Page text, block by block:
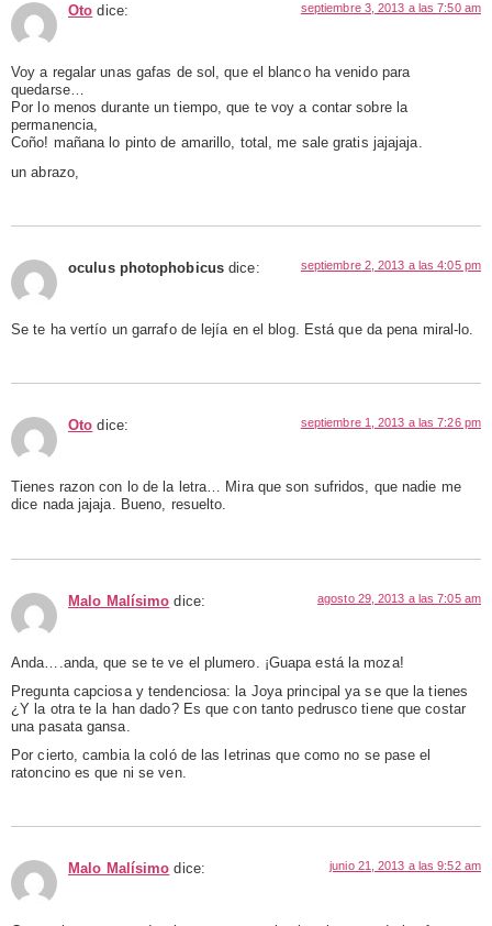
Oto dice: septiembre 3, 2013 a las 7:50 am
Voy a regalar unas gafas de sol, que el blanco ha venido para
quedarse…
Por lo menos durante un tiempo, que te voy a contar sobre la
permanencia,
Coño! mañana lo pinto de amarillo, total, me sale gratis jajajaja.
un abrazo,
oculus photophobicus dice: septiembre 2, 2013 a las 4:05 pm
Se te ha vertío un garrafo de lejía en el blog. Está que da pena miral-lo.
Oto dice: septiembre 1, 2013 a las 7:26 pm
Tienes razon con lo de la letra… Mira que son sufridos, que nadie me
dice nada jajaja. Bueno, resuelto.
Malo Malísimo dice: agosto 29, 2013 a las 7:05 am
Anda….anda, que se te ve el plumero. ¡Guapa está la moza!
Pregunta capciosa y tendenciosa: la Joya principal ya se que la tienes
¿Y la otra te la han dado? Es que con tanto pedrusco tiene que costar
una pasata gansa.
Por cierto, cambia la coló de las letrinas que como no se pase el
ratoncino es que ni se ven.
Malo Malísimo dice: junio 21, 2013 a las 9:52 am